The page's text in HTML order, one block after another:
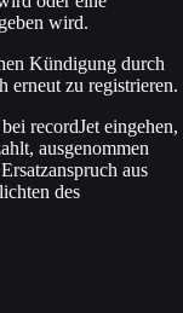
wird.
Kündigung durch
erneut zu registrieren.
recordJet eingehen,
ausgenommen
aus
des